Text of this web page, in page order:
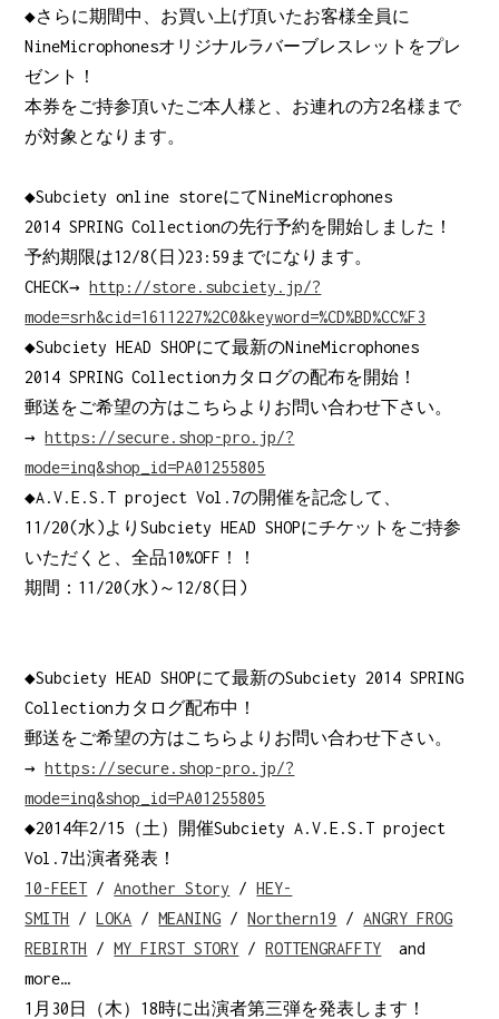
◆さらに期間中、お買い上げ頂いたお客様全員に
NineMicrophonesオリジナルラバーブレスレットをプレ
ゼント！
本券をご持参頂いたご本人様と、お連れの方2名様まで
が対象となります。
◆Subciety online storeにてNineMicrophones
2014 SPRING Collectionの先行予約を開始しました！
予約期限は12/8(日)23:59までになります。
CHECK→http://store.subciety.jp/?
mode=srh&cid=1611227%2C0&keyword=%CD%BD%CC%F3
◆Subciety HEAD SHOPにて最新のNineMicrophones
2014 SPRING Collectionカタログの配布を開始！
郵送をご希望の方はこちらよりお問い合わせ下さい。
→https://secure.shop-pro.jp/?
mode=inq&shop_id=PA01255805
◆A.V.E.S.T project Vol.7の開催を記念して、
11/20(水)よりSubciety HEAD SHOPにチケットをご持参
いただくと、全品10%OFF！！
期間：11/20(水)～12/8(日)
◆Subciety HEAD SHOPにて最新のSubciety 2014 SPRING
Collectionカタログ配布中！
郵送をご希望の方はこちらよりお問い合わせ下さい。
→https://secure.shop-pro.jp/?
mode=inq&shop_id=PA01255805
◆2014年2/15（土）開催Subciety A.V.E.S.T project
Vol.7出演者発表！
10-FEET /Another Story /HEY-
SMITH /LOKA /MEANING /Northern19 /ANGRY FROG
REBIRTH /MY FIRST STORY /ROTTENGRAFFTY and
more…
1月30日（木）18時に出演者第三弾を発表します！